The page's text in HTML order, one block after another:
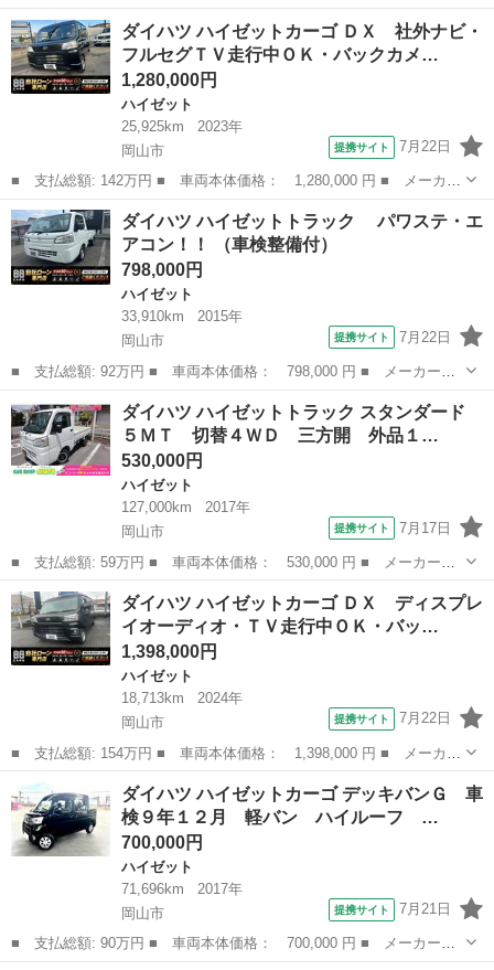
名： ダイハツ ■ 車種名： ハイゼットカーゴ ■ グレード名：
クルーズ 純正ディスプレイオーディオ・Ｂｌｕｅｔｏｏｔｈ接続・
バックカメ...
岡山 岡山市 ハイゼット
ダイハツ ハイゼットカーゴ ＤＸ 社外ナビ・
フルセグＴＶ走行中ＯＫ・バックカメ…
1,280,000円
ハイゼット
25,925km
2023年
岡山市
提携サイト 7月22日
■ 支払総額: 142万円 ■ 車両本体価格： 1,280,000 円 ■ メーカー
名： ダイハツ ■ 車種名： ハイゼットカーゴ ■ グレード名：
ＤＸ 社外ナビ・フルセグＴＶ走行中ＯＫ・バックカメラ・ＤＶＤ再
生・Ｂｌｕ...
岡山 岡山市 ハイゼット
ダイハツ ハイゼットトラック パワステ・エ
アコン！！ （車検整備付）
798,000円
ハイゼット
33,910km
2015年
岡山市
提携サイト 7月22日
■ 支払総額: 92万円 ■ 車両本体価格： 798,000 円 ■ メーカー
名： ダイハツ ■ 車種名： ハイゼットトラック ■ グレード
名： パワステ・エアコン！！ ■ 排気量： 660cc ■ ドア枚
数： 2D ■...
岡山 岡山市 ハイゼット
ダイハツ ハイゼットトラック スタンダード
５ＭＴ 切替４ＷＤ 三方開 外品１…
530,000円
ハイゼット
127,000km
2017年
岡山市
提携サイト 7月17日
■ 支払総額: 59万円 ■ 車両本体価格： 530,000 円 ■ メーカー
名： ダイハツ ■ 車種名： ハイゼットトラック ■ グレード
名： スタンダード ５ＭＴ 切替４ＷＤ 三方開 外品１２アル
ミ エアコン パワステ...
岡山 岡山市 ハイゼット
ダイハツ ハイゼットカーゴ ＤＸ ディスプレ
イオーディオ・ＴＶ走行中ＯＫ・バッ…
1,398,000円
ハイゼット
18,713km
2024年
岡山市
提携サイト 7月22日
■ 支払総額: 154万円 ■ 車両本体価格： 1,398,000 円 ■ メーカー
名： ダイハツ ■ 車種名： ハイゼットカーゴ ■ グレード名：
ＤＸ ディスプレイオーディオ・ＴＶ走行中ＯＫ・バックカメラ・Ｂ
ｌｕｅｔｏ...
岡山 ハイゼット
ダイハツ ハイゼットカーゴ デッキバンＧ 車
検９年１２月 軽バン ハイルーフ …
700,000円
ハイゼット
71,696km
2017年
岡山市
提携サイト 7月21日
■ 支払総額: 90万円 ■ 車両本体価格： 700,000 円 ■ メーカー
名： ダイハツ ■ 車種名： ハイゼットカーゴ ■ グレード名：